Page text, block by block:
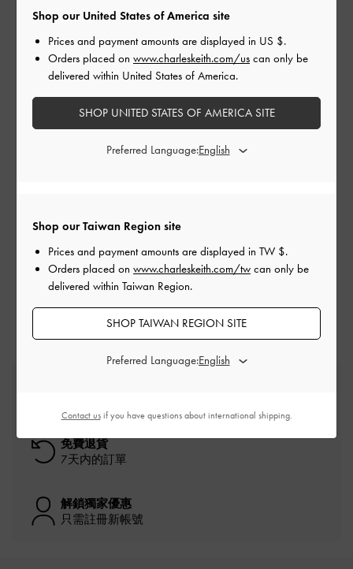
什麼時候可以收到退款？
我可以換貨嗎？
返回目錄
寫信給我們
免費退貨
7天内的訂單
解鎖獨家優惠
只需註冊新帳號
Shop our Taiwan Region site
Prices and payment amounts are displayed in TW $.
Orders placed on www.charleskeith.com/tw can only be
delivered within Taiwan Region.
SHOP TAIWAN REGION SITE
Preferred Language:
Shop our United States of America site
Prices and payment amounts are displayed in US $.
Orders placed on www.charleskeith.com/us can only be
delivered within United States of America.
SHOP UNITED STATES OF AMERICA SITE
Preferred Language:
Contact usif you have questions about international shipping.